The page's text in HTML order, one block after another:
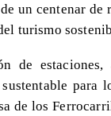
un centenar de
turismo
de estaciones,
para
de los